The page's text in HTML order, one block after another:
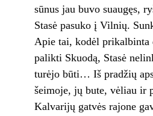
sūnus jau buvo suaugęs,
Stasė pasuko į Vilnių.
Apie tai, kodėl prikalbinta
palikti Skuodą, Stasė
turėjo būti… Iš pradžių
šeimoje, jų bute, vėliau ir
Kalvarijų gatvės rajone